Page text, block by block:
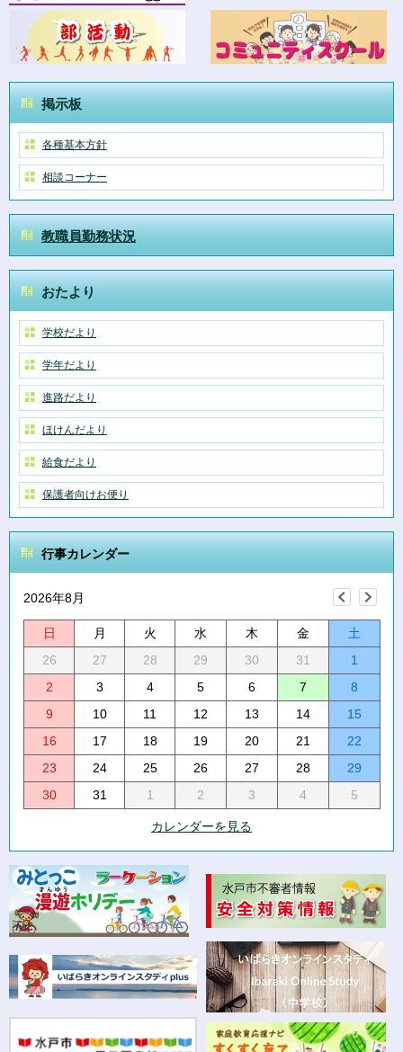
掲示板
各種基本方針
相談コーナー
教職員勤務状況
おたより
学校だより
学年だより
進路だより
ほけんだより
給食だより
保護者向けお便り
行事カレンダー
2026年8月
日 月 火 水 木 金
土
26
27 28 29 30 31
1
2
3 4 5 6 7
8
9
10 11 12 13 14
15
16
17 18 19 20 21
22
23
24 25 26 27 28
29
30
31 1 2 3 4 5
カレンダーを見る